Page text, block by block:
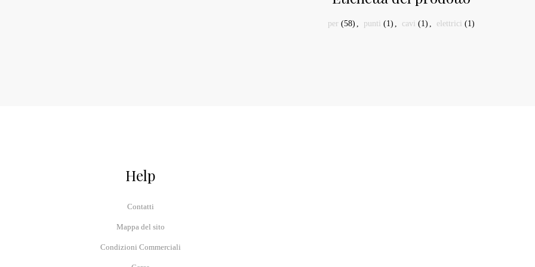
per (58) punti (1) cavi (1) elettrici (1)
Help
Contatti
Mappa del sito
Condizioni Commerciali